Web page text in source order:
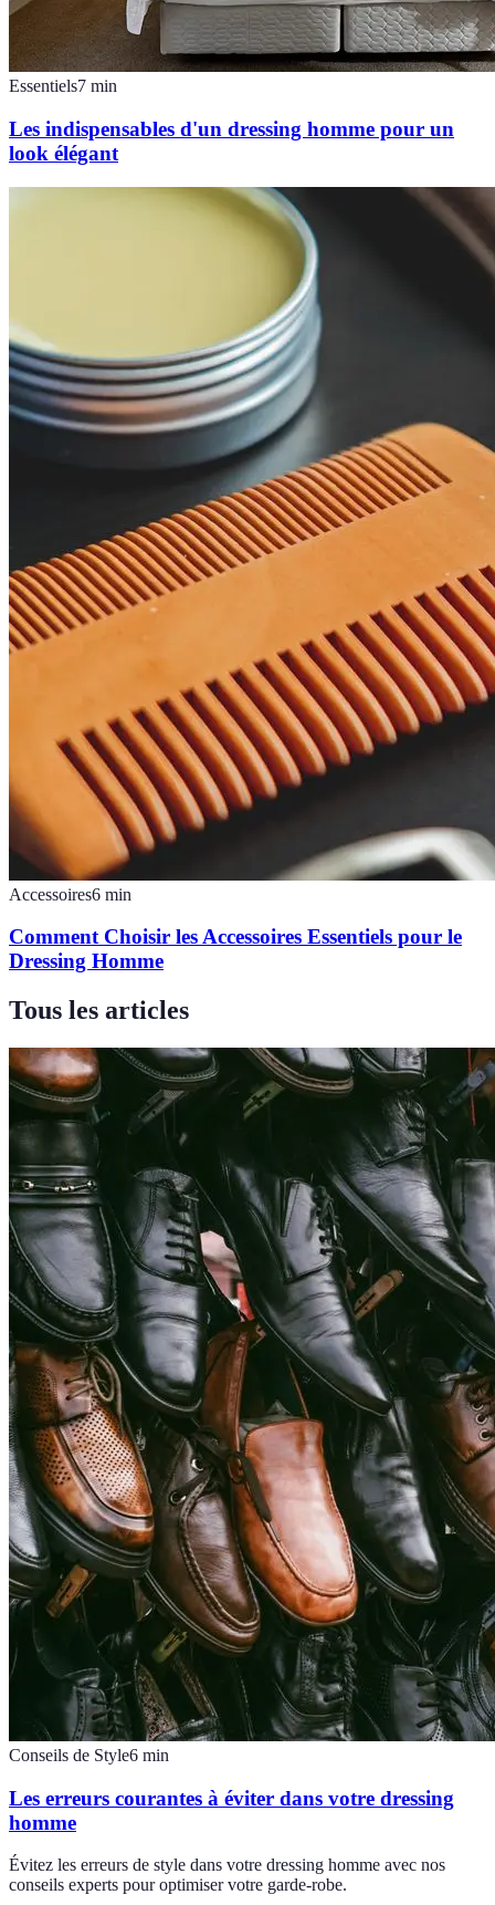
Essentiels7 min
Les indispensables d'un dressing homme pour un
look élégant
Accessoires6 min
Comment Choisir les Accessoires Essentiels pour le
Dressing Homme
Tous les articles
Conseils de Style6 min
Les erreurs courantes à éviter dans votre dressing
homme
Évitez les erreurs de style dans votre dressing homme avec nos
conseils experts pour optimiser votre garde-robe.